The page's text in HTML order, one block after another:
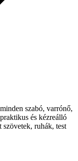
szabó, varrónő,
és kézreálló
szövetek, ruhák, test